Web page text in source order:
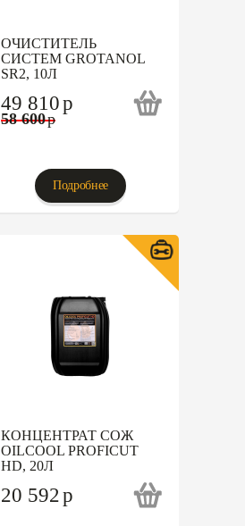
ОЧИСТИТЕЛЬ
СИСТЕМ GROTANOL
SR2, 10Л
49 810p
58 600p
Подробнее
КОНЦЕНТРАТ СОЖ
OILCOOL PROFICUT
HD, 20Л
20 592p